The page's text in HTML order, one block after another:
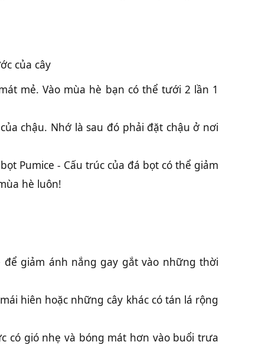
của cây
mẻ. Vào mùa hè bạn có thể tưới 2 lần 1
chậu. Nhớ là sau đó phải đặt chậu ở nơi
Pumice - Cấu trúc của đá bọt có thể giảm
hè luôn!
giảm ánh nắng gay gắt vào những thời
hiên hoặc những cây khác có tán lá rộng
có gió nhẹ và bóng mát hơn vào buổi trưa